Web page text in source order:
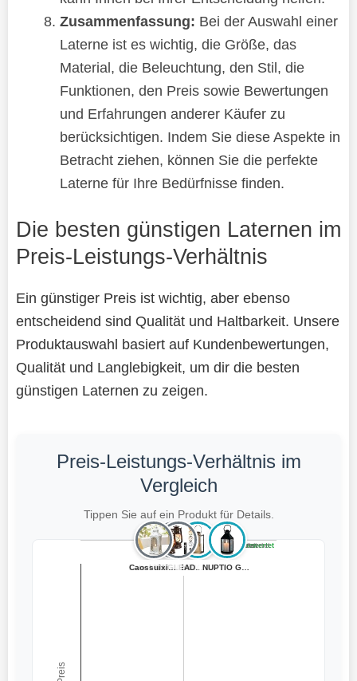
Zusammenfassung: Bei der Auswahl einer
Laterne ist es wichtig, die Größe, das
Material, die Beleuchtung, den Stil, die
Funktionen, den Preis sowie Bewertungen
und Erfahrungen anderer Käufer zu
berücksichtigen. Indem Sie diese Aspekte in
Betracht ziehen, können Sie die perfekte
Laterne für Ihre Bedürfnisse finden.
Die besten günstigen Laternen im
Preis-Leistungs-Verhältnis
Ein günstiger Preis ist wichtig, aber ebenso
entscheidend sind Qualität und Haltbarkeit. Unsere
Produktauswahl basiert auf Kundenbewertungen,
Qualität und Langlebigkeit, um dir die besten
günstigen Laternen zu zeigen.
Preis-Leistungs-Verhältnis im
Vergleich
Tippen Sie auf ein Produkt für Details.
Teuer, gut bewertet
Teuer, schlecht bewertet
Preiswert, gut bewertet
Preiswert, schlecht bewertet
NUPTIO Laterne ...
Laterne 9,5 x 1... NUPTIO Laterne ...
EMOS Antike Lat...KINGLEAD LED Vi...
Caossuixin Late... NUPTIO Grablate...